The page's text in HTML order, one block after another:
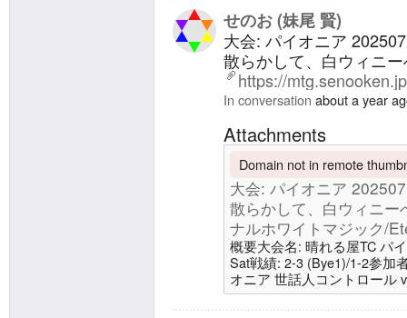
せのお (妹尾 賢)
大会: パイオニア
散らかして、白ウィニ
https://
In conversation about a year
Attachments
Domain not in remote
大会: パイオニア
散らかして、白ウィニ
ナルホワイトマジック/
概要大会名: 晴れる屋TC パ
Sat戦績: 2-3 (Bye1)/1-2参加
オニア 世話人コントロール
ク/Eternal White